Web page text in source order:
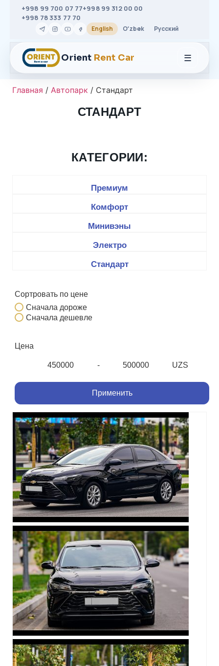
+998 99 700 07 77+998 99 312 00 00
+998 78 333 77 70
English Oʻzbek Русский
Orient Rent Car ☰
Главная / Автопарк / Стандарт
СТАНДАРТ
КАТЕГОРИИ:
Премиум
Комфорт
Минивэны
Электро
Стандарт
Сортровать по цене
Сначала дороже
Сначала дешевле
Цена
Мин. цена
- Макс. цена UZS
Применить